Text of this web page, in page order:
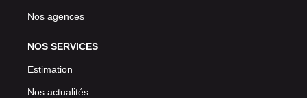
Nos agences
NOS SERVICES
Estimation
Nos actualités